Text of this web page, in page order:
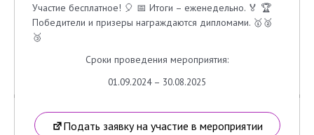
Участие бесплатное! 🎈 📅 Итоги – еженедельно. 🏅 🏆
Победители и призеры награждаются дипломами. 🥇🥈
🥉
Сроки проведения мероприятия:
01.09.2024 – 30.08.2025
Подать заявку на участие в мероприятии